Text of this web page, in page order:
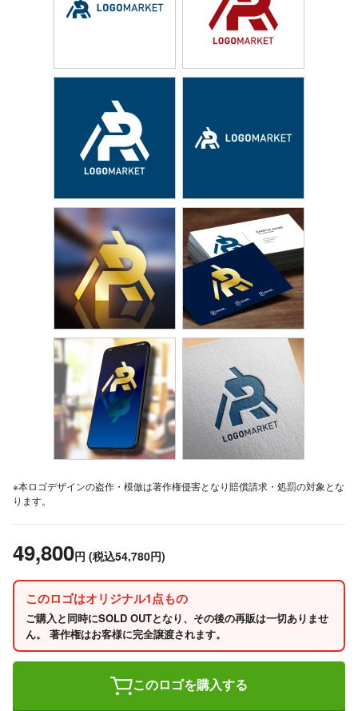
※本ロゴデザインの盗作・模倣は著作権侵害となり賠償請求・処罰の対象とな
ります。
49,800円 (税込54,780円)
このロゴはオリジナル1点もの
ご購入と同時にSOLD OUTとなり、その後の再販は一切ありませ
ん。 著作権はお客様に完全譲渡されます。
このロゴを購入する